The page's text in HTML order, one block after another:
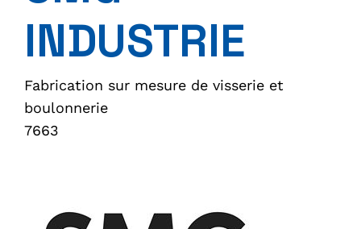
INDUSTRIE
Fabrication sur mesure de visserie et
boulonnerie
7663